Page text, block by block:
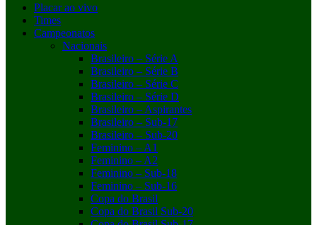
Placar ao vivo
Times
Campeonatos
Nacionais
Brasileiro – Série A
Brasileiro – Série B
Brasileiro – Série C
Brasileiro – Série D
Brasileiro – Aspirantes
Brasileiro – Sub-17
Brasileiro – Sub-20
Feminino – A1
Feminino – A2
Feminino – Sub-18
Feminino – Sub-16
Copa do Brasil
Copa do Brasil Sub-20